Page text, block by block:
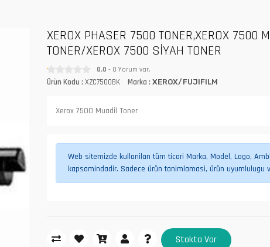
XEROX PHASER 7500 TONER,XEROX 7500
TONER/XEROX 7500 SİYAH TONER
0.0 - 0 Yorum var.
Ürün Kodu : XZC7500BK Marka : XEROX/FUJIFILM
Xerox 7500 Muadil Toner
Web sitemizde kullanilan tüm ticari Marka, Model, Logo,
kapsamindadir. Sadece ürün tanimlamasi, ürün uyumlulugu
Stokta Var